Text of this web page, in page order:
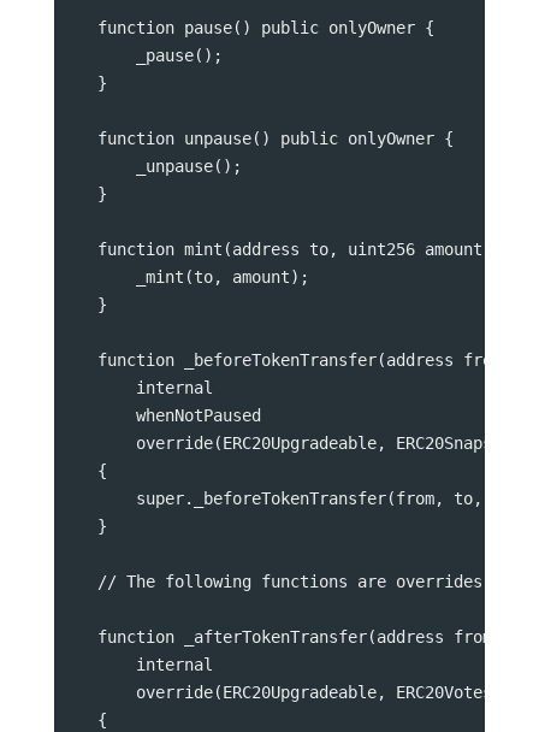
    function pause() public onlyOwner {
        _pause();
    }
    function unpause() public onlyOwner {
        _unpause();
    }
function mint(address to, uint256 amount)
        _mint(to, amount);
    }
function _beforeTokenTransfer(address from,
        internal
        whenNotPaused
override(ERC20Upgradeable,
    {
super._beforeTokenTransfer(from, to,
    }
// The following functions are overrides
function _afterTokenTransfer(address from,
        internal
override(ERC20Upgradeable,
    {